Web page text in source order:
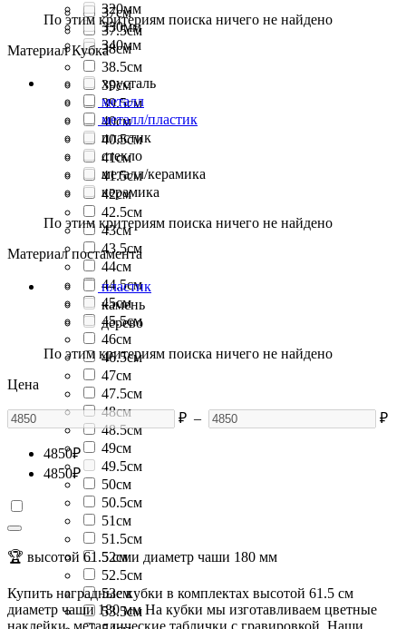
37см
37.5см
38см
38.5см
39см
39.5см
40см
40.5см
41см
41.5см
42см
42.5см
43см
43.5см
44см
44.5см
45см
45.5см
46см
46.5см
47см
47.5см
48см
48.5см
49см
49.5см
50см
50.5см
51см
51.5см
52см
52.5см
53см
53.5см
320мм
330мм
340мм
По этим критериям поиска ничего не найдено
Материал Кубка
хрусталь
металл
металл/пластик
пластик
стекло
металл/керамика
керамика
По этим критериям поиска ничего не найдено
Материал постамента
пластик
камень
дерево
По этим критериям поиска ничего не найдено
Цена
₽ – ₽
4850₽
4850₽
🏆 высотой 61.5 см и диаметр чаши 180 мм
Купить наградные кубки в комплектах высотой 61.5 см
диаметр чаши 180 мм На кубки мы изготавливаем цветные
наклейки, металлические таблички с гравировкой. Наши